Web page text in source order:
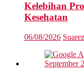
Kelebihan
Kesehatan
06/08/2026 Suarez